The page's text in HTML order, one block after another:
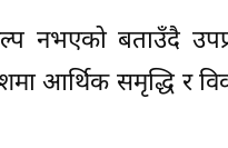
नभएको बताउँदै
आर्थिक समृद्धि र